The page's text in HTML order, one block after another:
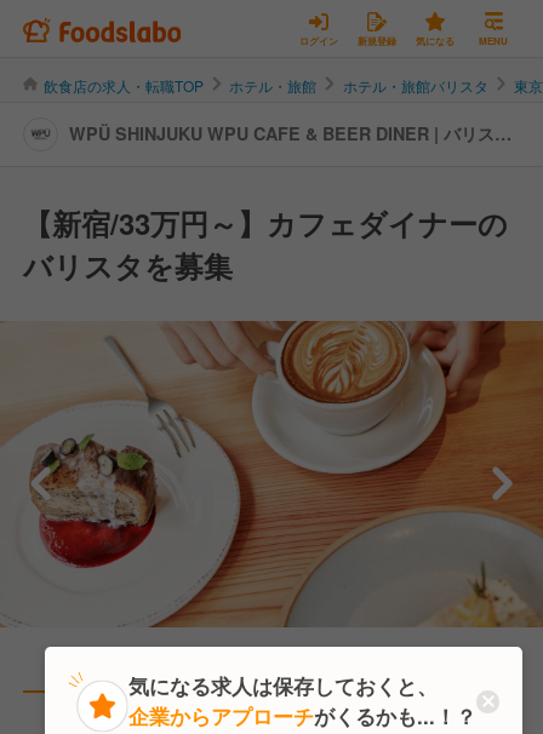
ログイン 新規登録 気になる MENU
飲食店の求人・転職TOP ホテル・旅館 ホテル・旅館バリスタ 東
WPÜ SHINJUKU WPU CAFE & BEER DINER | バリスタ
【新宿/33万円～】カフェダイナーの
バリスタを募集
直近9人がこの求人を検討中
気になる求人は保存しておくと、
企業からアプローチがくるかも...！？